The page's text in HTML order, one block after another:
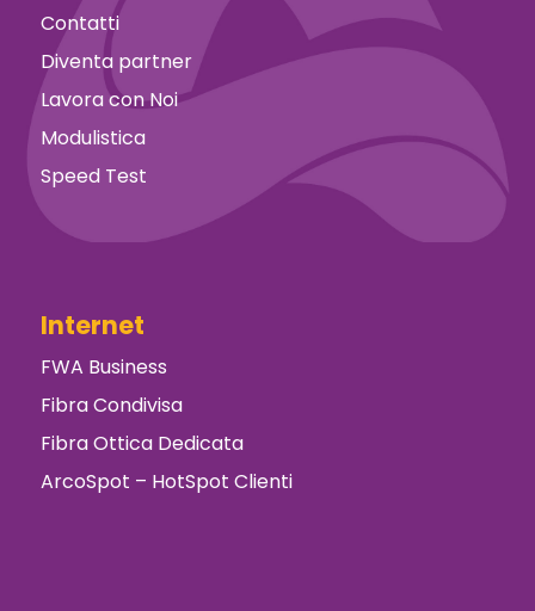
Contatti
Diventa partner
Lavora con Noi
Modulistica
Speed Test
Internet
FWA Business
Fibra Condivisa
Fibra Ottica Dedicata
ArcoSpot – HotSpot Clienti